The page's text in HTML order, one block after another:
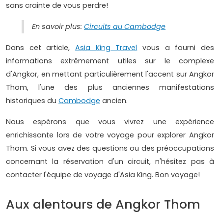
sans crainte de vous perdre!
En savoir plus: Circuits au Cambodge
Dans cet article, Asia King Travel vous a fourni des
informations extrêmement utiles sur le complexe
d'Angkor, en mettant particulièrement l'accent sur Angkor
Thom, l'une des plus anciennes manifestations
historiques du Cambodge ancien.
Nous espérons que vous vivrez une expérience
enrichissante lors de votre voyage pour explorer Angkor
Thom. Si vous avez des questions ou des préoccupations
concernant la réservation d'un circuit, n'hésitez pas à
contacter l'équipe de voyage d'Asia King. Bon voyage!
Aux alentours de Angkor Thom